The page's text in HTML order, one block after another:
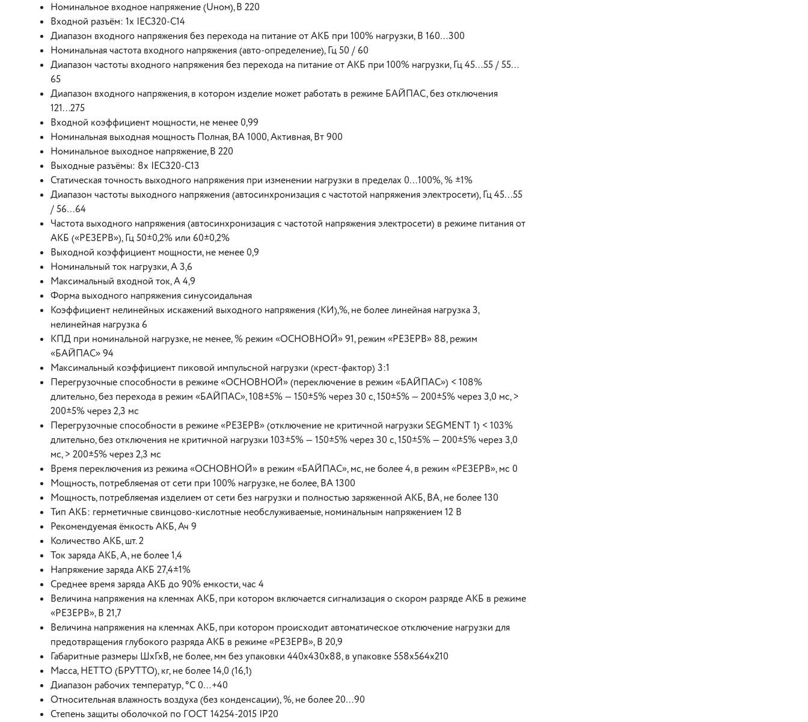
Номинальное входное напряжение (Uном), В 220
Входной разъём: 1х IEC320-C14
Диапазон входного напряжения без перехода на питание от АКБ при 100% нагрузки, В 160…300
Номинальная частота входного напряжения (авто-определение), Гц 50 / 60
Диапазон частоты входного напряжения без перехода на питание от АКБ при 100% нагрузки, Гц 45…55 / 55…
65
Диапазон входного напряжения, в котором изделие может работать в режиме БАЙПАС, без отключения
121...275
Входной коэффициент мощности, не менее 0,99
Номинальная выходная мощность Полная, ВА 1000, Активная, Вт 900
Номинальное выходное напряжение, В 220
Выходные разъёмы: 8х IEC320-C13
Статическая точность выходного напряжения при изменении нагрузки в пределах 0…100%, % ±1%
Диапазон частоты выходного напряжения (автосинхронизация с частотой напряжения электросети), Гц 45…55
/ 56…64
Частота выходного напряжения (автосинхронизация с частотой напряжения электросети) в режиме питания от
АКБ («РЕЗЕРВ»), Гц 50±0,2% или 60±0,2%
Выходной коэффициент мощности, не менее 0,9
Номинальный ток нагрузки, А 3,6
Максимальный входной ток, А 4,9
Форма выходного напряжения синусоидальная
Коэффициент нелинейных искажений выходного напряжения (КИ),%, не более линейная нагрузка 3,
нелинейная нагрузка 6
КПД при номинальной нагрузке, не менее, % режим «ОСНОВНОЙ» 91, режим «РЕЗЕРВ» 88, режим
«БАЙПАС» 94
Максимальный коэффициент пиковой импульсной нагрузки (крест-фактор) 3:1
Перегрузочные способности в режиме «ОСНОВНОЙ» (переключение в режим «БАЙПАС») < 108%
длительно, без перехода в режим «БАЙПАС», 108±5% — 150±5% через 30 с, 150±5% — 200±5% через 3,0 мс, >
200±5% через 2,3 мс
Перегрузочные способности в режиме «РЕЗЕРВ» (отключение не критичной нагрузки SEGMENT 1) < 103%
длительно, без отключения не критичной нагрузки 103±5% — 150±5% через 30 с, 150±5% — 200±5% через 3,0
мс, > 200±5% через 2,3 мс
Время переключения из режима «ОСНОВНОЙ» в режим «БАЙПАС», мс, не более 4, в режим «РЕЗЕРВ», мс 0
Мощность, потребляемая от сети при 100% нагрузке, не более, ВА 1300
Мощность, потребляемая изделием от сети без нагрузки и полностью заряженной АКБ, ВА, не более 130
Тип АКБ: герметичные свинцово-кислотные необслуживаемые, номинальным напряжением 12 В
Рекомендуемая ёмкость АКБ, Ач 9
Количество АКБ, шт. 2
Ток заряда АКБ, А, не более 1,4
Напряжение заряда АКБ 27,4±1%
Среднее время заряда АКБ до 90% емкости, час 4
Величина напряжения на клеммах АКБ, при котором включается сигнализация о скором разряде АКБ в режиме
«РЕЗЕРВ», В 21,7
Величина напряжения на клеммах АКБ, при котором происходит автоматическое отключение нагрузки для
предотвращения глубокого разряда АКБ в режиме «РЕЗЕРВ», В 20,9
Габаритные размеры ШхГхВ, не более, мм без упаковки 440х430х88, в упаковке 558х564х210
Масса, НЕТТО (БРУТТО), кг, не более 14,0 (16,1)
Диапазон рабочих температур, °С 0…+40
Относительная влажность воздуха (без конденсации), %, не более 20…90
Степень защиты оболочкой по ГОСТ 14254-2015 IP20